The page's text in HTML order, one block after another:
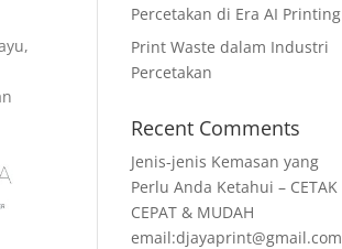
Percetakan di Era AI Printing
Print Waste dalam Industri
Percetakan
Recent Comments
Jenis-jenis Kemasan yang
Perlu Anda Ketahui – CETAK
CEPAT & MUDAH
email:djayaprint@gmail.com